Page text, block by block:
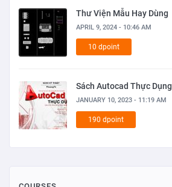
Thư Viện Mẫu Hay Dùng
APRIL 9, 2024 - 10:46 AM
10 dpoint
Sách Autocad Thực Dụng
JANUARY 10, 2023 - 11:19 AM
190 dpoint